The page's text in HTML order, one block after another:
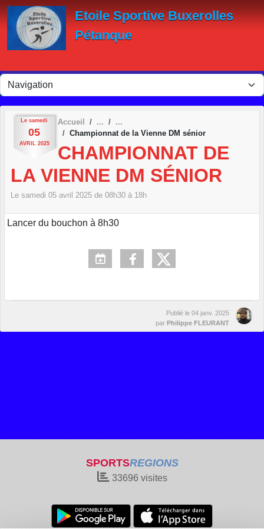
Etoile Sportive Buxerolles
Pétanque
Le samedi
05
AVRIL 2025
Accueil
Championnat de la Vienne DM sénior
CHAMPIONNAT DE
LA VIENNE DM SÉNIOR
Le samedi 05 avril 2025 de 08h30 à 18h
Lancer du bouchon à 8h30
Publié le 04 janv. 2025
par Philippe FLEURANT
SPORTSREGIONS
33696visites
Panneau de gestion des cookies